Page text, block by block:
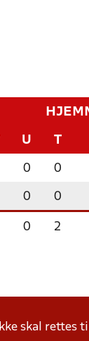
U T
0 0
0 0
0 2
skal rettes